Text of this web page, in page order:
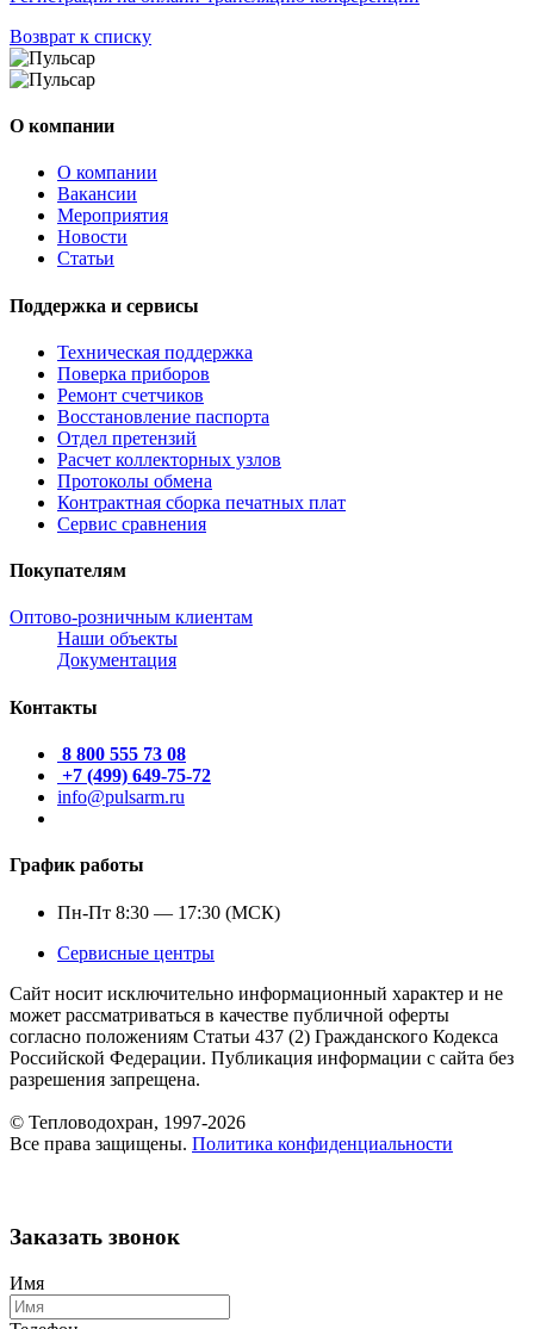
Возврат к списку
О компании
О компании
Вакансии
Мероприятия
Новости
Статьи
Поддержка и сервисы
Техническая поддержка
Поверка приборов
Ремонт счетчиков
Восстановление паспорта
Отдел претензий
Расчет коллекторных узлов
Протоколы обмена
Контрактная сборка печатных плат
Сервис сравнения
Покупателям
Оптово-розничным клиентам
Наши объекты
Документация
Контакты
8 800 555 73 08
+7 (499) 649-75-72
info@pulsarm.ru
График работы
Пн-Пт 8:30 — 17:30 (МСК)
Сервисные центры
Сайт носит исключительно информационный характер и не
может рассматриваться в качестве публичной оферты
согласно положениям Статьи 437 (2) Гражданского Кодекса
Российской Федерации. Публикация информации с сайта без
разрешения запрещена.
© Тепловодохран, 1997-2026
Все права защищены. Политика конфиденциальности
Заказать звонок
Имя